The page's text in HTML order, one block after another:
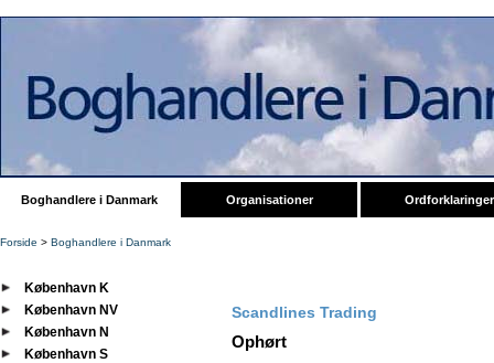
Boghandlere i Danmark Organisationer Ordforklaringer
Forside > Boghandlere i Danmark
København K
København NV
København N
København S
Scandlines Trading
Ophørt